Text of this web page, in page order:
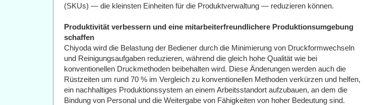
(SKUs) — die kleinsten Einheiten für die Produktverwaltung — reduzieren können.
Produktivität verbessern und eine mitarbeiterfreundlichere Produktionsumgebung
schaffen
Chiyoda wird die Belastung der Bediener durch die Minimierung von Druckformwechseln
und Reinigungsaufgaben reduzieren, während die gleich hohe Qualität wie bei
konventionellen Druckmethoden beibehalten wird. Diese Änderungen werden auch die
Rüstzeiten um rund 70 % im Vergleich zu konventionellen Methoden verkürzen und helfen,
ein nachhaltiges Produktionssystem an einem Arbeitsstandort aufzubauen, an dem die
Bindung von Personal und die Weitergabe von Fähigkeiten von hoher Bedeutung sind.